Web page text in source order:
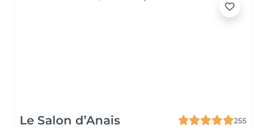
Le Salon d’Anais
255